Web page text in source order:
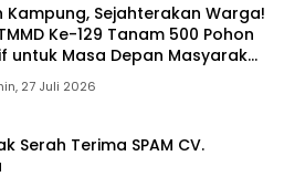
Kampung, Sejahterakan Warga!
Ke-129 Tanam 500 Pohon
untuk Masa Depan Masyarakat
27 Juli 2026
Serah Terima SPAM CV.